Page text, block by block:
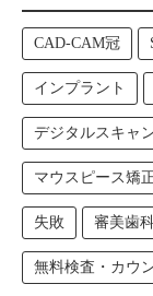
CAD-CAM冠
インプラント
デジタルスキャ
マウスピース矯
失敗 審美歯
無料検査・カウ